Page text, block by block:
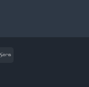
Paysera